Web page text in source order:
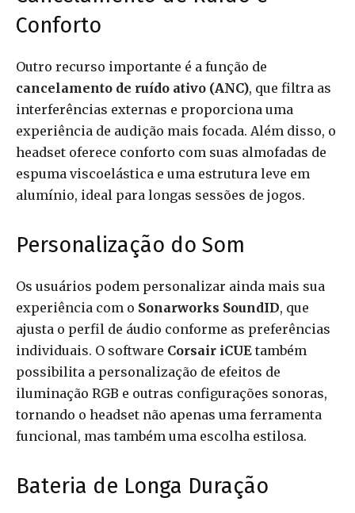
Conforto
Outro recurso importante é a função de
cancelamento de ruído ativo (ANC), que filtra as
interferências externas e proporciona uma
experiência de audição mais focada. Além disso, o
headset oferece conforto com suas almofadas de
espuma viscoelástica e uma estrutura leve em
alumínio, ideal para longas sessões de jogos.
Personalização do Som
Os usuários podem personalizar ainda mais sua
experiência com o Sonarworks SoundID, que
ajusta o perfil de áudio conforme as preferências
individuais. O software Corsair iCUE também
possibilita a personalização de efeitos de
iluminação RGB e outras configurações sonoras,
tornando o headset não apenas uma ferramenta
funcional, mas também uma escolha estilosa.
Bateria de Longa Duração